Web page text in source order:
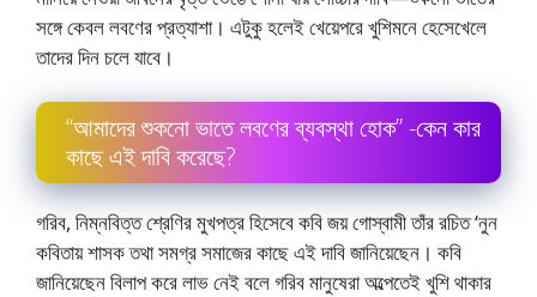
সঙ্গে কেবল লবণের প্রত্যাশা। এটুকু হলেই খেয়েপরে খুশিমনে হেসেখেলে
তাদের দিন চলে যাবে।
“আমাদের শুকনাে ভাতে লবণের ব্যবস্থা হোক” -কেন কার
কাছে এই দাবি করেছে?
গরিব, নিম্নবিত্ত শ্রেণির মুখপত্র হিসেবে কবি জয় গােস্বামী তাঁর রচিত ‘নুন
কবিতায় শাসক তথা সমগ্র সমাজের কাছে এই দাবি জানিয়েছেন। কবি
জানিয়েছেন বিলাপ করে লাভ নেই বলে গরিব মানুষেরা অল্পেতেই খুশি থাকার